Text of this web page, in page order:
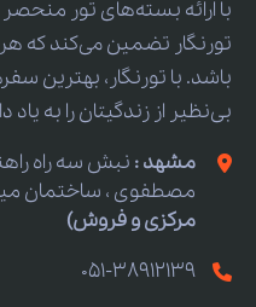
با ارائه بسته‌های تور
تورنگار تضمین می‌کند که
باشد. با تورنگار، بهترین
بی‌نظیر از زندگیتان را به
مشهد : نبش سه راه
مصطفوی ، ساختمان میلاد ،
مرکزی و فروش)
051-38912139